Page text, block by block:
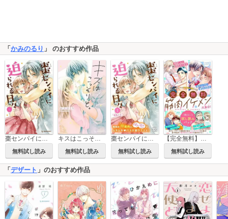
「 かみのるり 」 のおすすめ作品
無料試し読み 無料試し読み 無料試し読み 無料試し読み
「 デザート 」のおすすめ作品